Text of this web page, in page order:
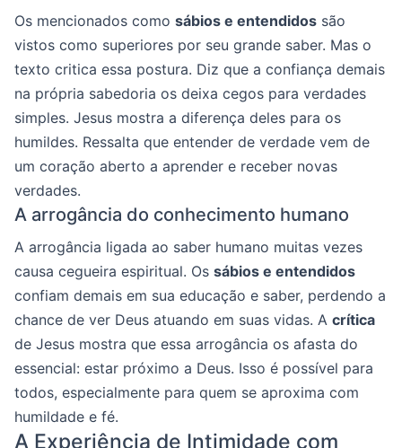
Os mencionados como sábios e entendidos são
vistos como superiores por seu grande saber. Mas o
texto critica essa postura. Diz que a confiança demais
na própria sabedoria os deixa cegos para verdades
simples. Jesus mostra a diferença deles para os
humildes. Ressalta que entender de verdade vem de
um coração aberto a aprender e receber novas
verdades.
A arrogância do conhecimento humano
A arrogância ligada ao saber humano muitas vezes
causa cegueira espiritual. Os sábios e entendidos
confiam demais em sua educação e saber, perdendo a
chance de ver Deus atuando em suas vidas. A crítica
de Jesus mostra que essa arrogância os afasta do
essencial: estar próximo a Deus. Isso é possível para
todos, especialmente para quem se aproxima com
humildade e fé.
A Experiência de Intimidade com